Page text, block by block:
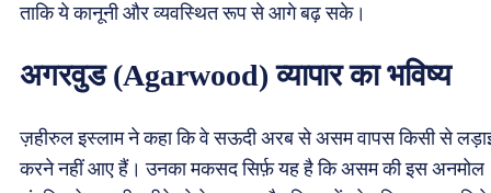
ताकि ये कानूनी और व्यवस्थित रूप से आगे बढ़ सके।
अगरवुड (Agarwood) व्यापार का भविष्य
ज़हीरुल इस्लाम ने कहा कि वे सऊदी अरब से असम वापस किसी से
करने नहीं आए हैं। उनका मकसद सिर्फ़ यह है कि असम की इस अनमोल